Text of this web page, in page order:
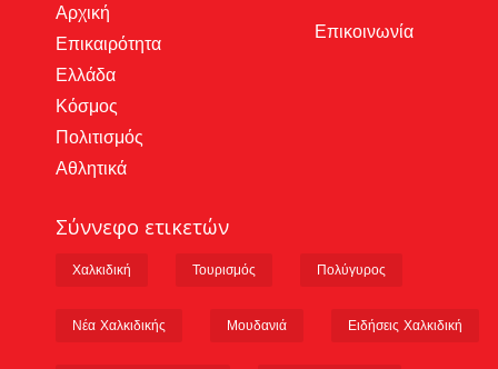
Αρχική
Επικαιρότητα
Ελλάδα
Κόσμος
Πολιτισμός
Αθλητικά
Επικοινωνία
Σύννεφο ετικετών
Χαλκιδική Τουρισμός Πολύγυρος
Νέα Χαλκιδικής Μουδανιά Ειδήσεις Χαλκιδική